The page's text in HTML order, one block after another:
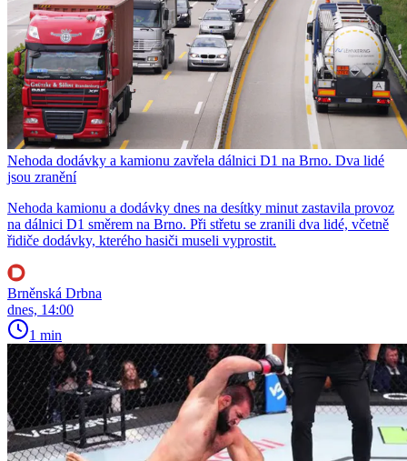
Nehoda dodávky a kamionu zavřela dálnici D1 na Brno. Dva lidé
jsou zranění
Nehoda kamionu a dodávky dnes na desítky minut zastavila provoz
na dálnici D1 směrem na Brno. Při střetu se zranili dva lidé, včetně
řidiče dodávky, kterého hasiči museli vyprostit.
Brněnská Drbna
dnes, 14:00
1 min